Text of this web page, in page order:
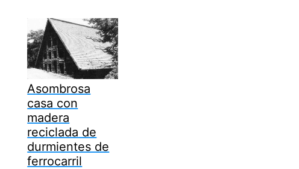
Asombrosa
casa con
madera
reciclada de
durmientes de
ferrocarril